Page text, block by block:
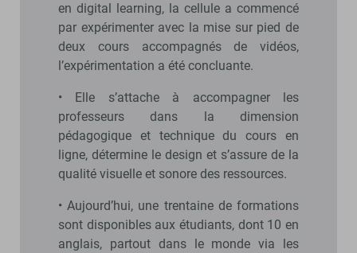
en digital learning, la cellule a commencé
par expérimenter avec la mise sur pied de
deux cours accompagnés de vidéos,
l’expérimentation a été concluante.
• Elle s’attache à accompagner les
professeurs dans la dimension
pédagogique et technique du cours en
ligne, détermine le design et s’assure de la
qualité visuelle et sonore des ressources.
• Aujourd’hui, une trentaine de formations
sont disponibles aux étudiants, dont 10 en
anglais, partout dans le monde via les